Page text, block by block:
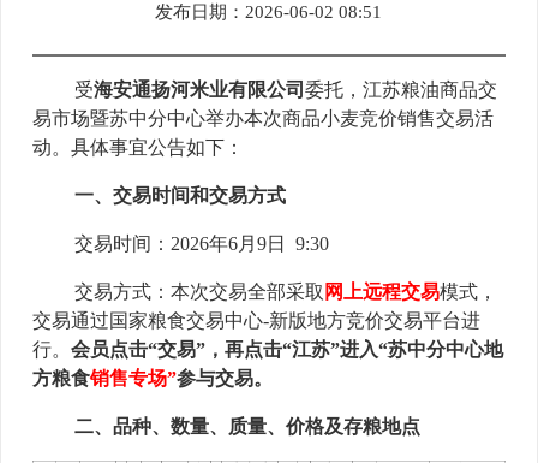
发布日期：2026-06-02 08:51
受海安通扬河米业有限公司 委托，江苏粮油商品交
易市场暨苏中分中心举办本次商品小麦竞价销售交易活
动。具体事宜公告如下：
一、交易时间和交易方式
交易时间：2026年6月9日 9:30
交易方式：本次交易全部采取 网上远程交易模式，
交易通过国家粮食交易中心-新版地方竞价交易平台进
行。 会员点击“交易”，再点击“江苏”进入“苏中分中心地
方粮食销售专场”参与交易。
二、品种、数量、质量、价格及存粮地点